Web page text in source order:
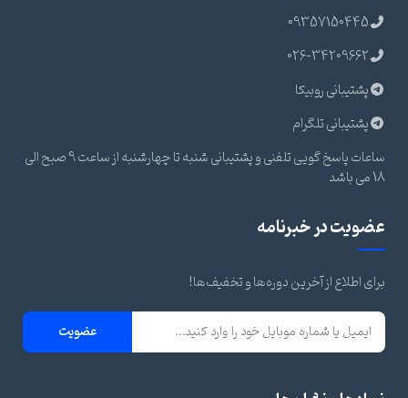
09357150445
026-34209662
پشتیبانی روبیکا
پشتیبانی تلگرام
ساعات پاسخ گویی تلفنی و پشتیبانی شنبه تا چهارشنبه از ساعت 9 صبح الی
18 می باشد
عضویت در خبرنامه
برای اطلاع از آخرین دوره‌ها و تخفیف‌ها!
عضویت